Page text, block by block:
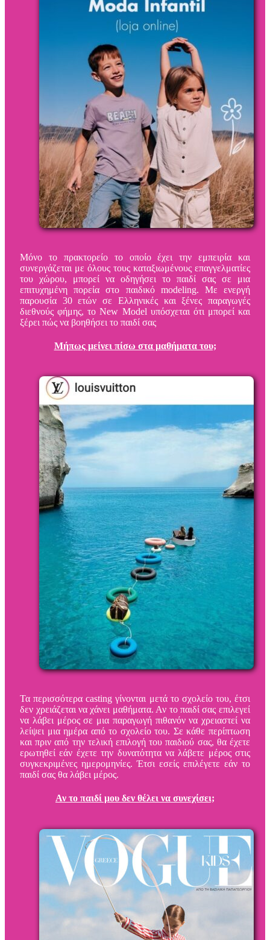
Μόνο το πρακτορείο το οποίο έχει την εμπειρία και
συνεργάζεται με όλους τους καταξιωμένους επαγγελματίες
του χώρου, μπορεί να οδηγήσει το παιδί σας σε μια
επιτυχημένη πορεία στο παιδικό modeling. Με ενεργή
παρουσία 30 ετών σε Ελληνικές και ξένες παραγωγές
διεθνούς φήμης, το New Model υπόσχεται ότι μπορεί και
ξέρει πώς να βοηθήσει το παιδί σας
Μήπως μείνει πίσω στα μαθήματα του;
Τα περισσότερα casting γίνονται μετά το σχολείο του, έτσι
δεν χρειάζεται να χάνει μαθήματα. Αν το παιδί σας επιλεγεί
να λάβει μέρος σε μια παραγωγή πιθανόν να χρειαστεί να
λείψει μια ημέρα από το σχολείο του. Σε κάθε περίπτωση
και πριν από την τελική επιλογή του παιδιού σας, θα έχετε
ερωτηθεί εάν έχετε την δυνατότητα να λάβετε μέρος στις
συγκεκριμένες ημερομηνίες. Έτσι εσείς επιλέγετε εάν το
παιδί σας θα λάβει μέρος.
Αν το παιδί μου δεν θέλει να συνεχίσει;